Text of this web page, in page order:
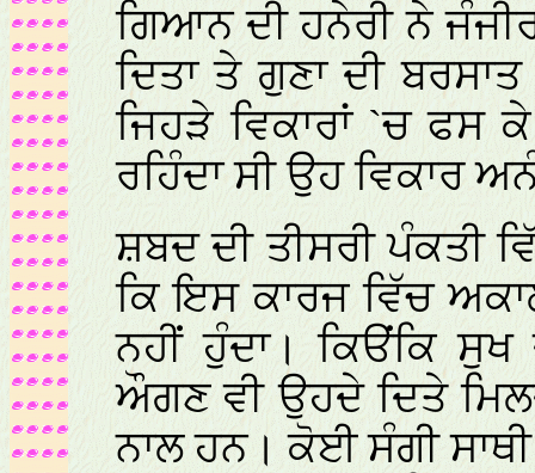
ਗਿਆਨ ਦੀ ਹਨੇਰੀ ਨੇ
ਦਿਤਾ ਤੇ ਗੁਣਾ ਦੀ
ਜਿਹੜੇ ਵਿਕਾਰਾਂ `ਚ
ਰਹਿੰਦਾ ਸੀ ਉਹ ਵਿਕਾਰ
ਸ਼ਬਦ ਦੀ ਤੀਸਰੀ ਪੰਕਤੀ
ਕਿ ਇਸ ਕਾਰਜ ਵਿੱਚ
ਨਹੀਂ ਹੁੰਦਾ। ਕਿੳਂਕਿ
ਔਗਣ ਵੀ ਉਹਦੇ ਦਿਤੇ
ਨਾਲ ਹਨ। ਕੋਈ ਸੰਗੀ